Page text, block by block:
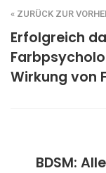
« ZURÜCK ZUR
Erfolgreich
Wirkung von
BDSM: